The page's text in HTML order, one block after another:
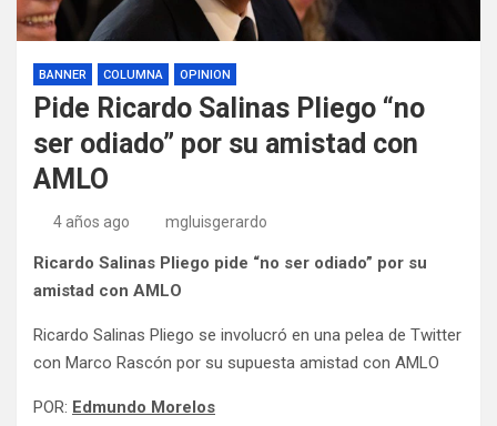
BANNER COLUMNA OPINION
Pide Ricardo Salinas Pliego “no
ser odiado” por su amistad con
AMLO
4 años ago mgluisgerardo
Ricardo Salinas Pliego pide “no ser odiado” por su
amistad con AMLO
Ricardo Salinas Pliego se involucró en una pelea de Twitter
con Marco Rascón por su supuesta amistad con AMLO
POR: Edmundo Morelos